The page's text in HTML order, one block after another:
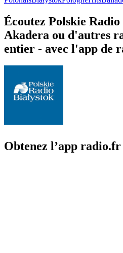
Écoutez Polskie
Akadera ou d'autres
entier - avec l'app de
Obtenez l’app